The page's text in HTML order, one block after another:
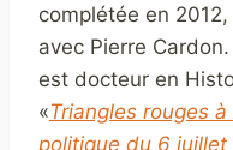
complétée en
avec Pierre
est docteur en
«Triangles rouges
politique du 6 juillet